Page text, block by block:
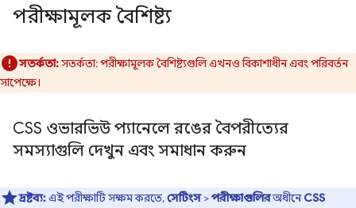
পরীক্ষামূলক বৈশিষ্ট্য
সতর্কতা:সতর্কতা: পরীক্ষামূলক বৈশিষ্ট্যগুলি এখনও বিকাশাধীন এবং পরিবর্তন
সাপেক্ষে।
CSS ওভারভিউ প্যানেলে রঙের বৈপরীত্যের
সমস্যাগুলি দেখুন এবং সমাধান করুন
দ্রষ্টব্য:এই পরীক্ষাটি সক্ষম করতে,সেটিংস>পরীক্ষাগুলিরঅধীনেCSS